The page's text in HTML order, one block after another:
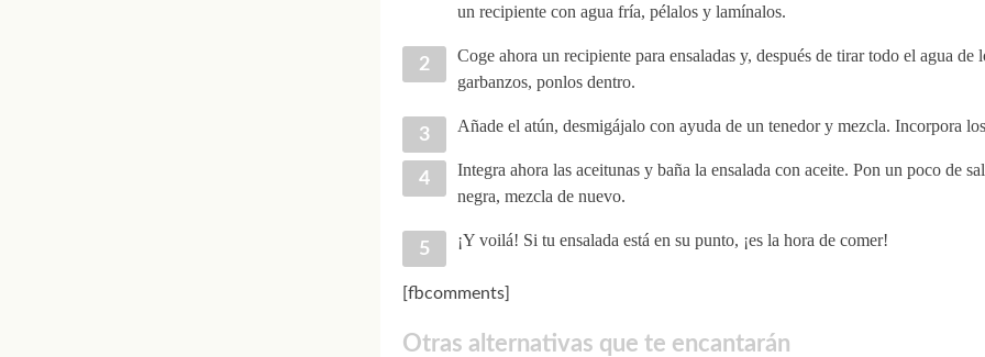
un recipiente con agua fría, pélalos y lamínalos.
Coge ahora un recipiente para ensaladas y, después de tirar todo el agua de
garbanzos, ponlos dentro.
Añade el atún, desmigájalo con ayuda de un tenedor y mezcla. Incorpora
Integra ahora las aceitunas y baña la ensalada con aceite. Pon un poco de
negra, mezcla de nuevo.
¡Y voilá! Si tu ensalada está en su punto, ¡es la hora de comer!
[fbcomments]
Otras alternativas que te encantarán